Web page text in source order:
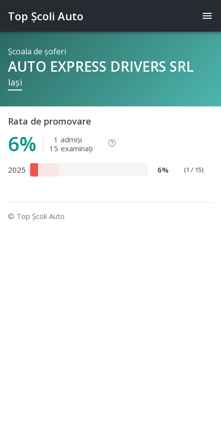
menu
Top Şcoli Auto
Şcoala de şoferi
AUTO EXPRESS DRIVERS SRL
Iaşi
Rata de promovare
6% 1 admişi
15 examinaţi
help_outline
2025 6% (1 / 15)
© Top Şcoli Auto